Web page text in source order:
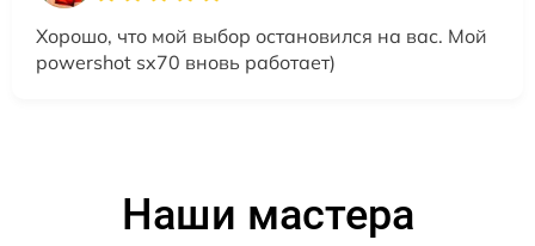
Хорошо, что мой выбор остановился на вас. Мой
powershot sx70 вновь работает)
Наши мастера